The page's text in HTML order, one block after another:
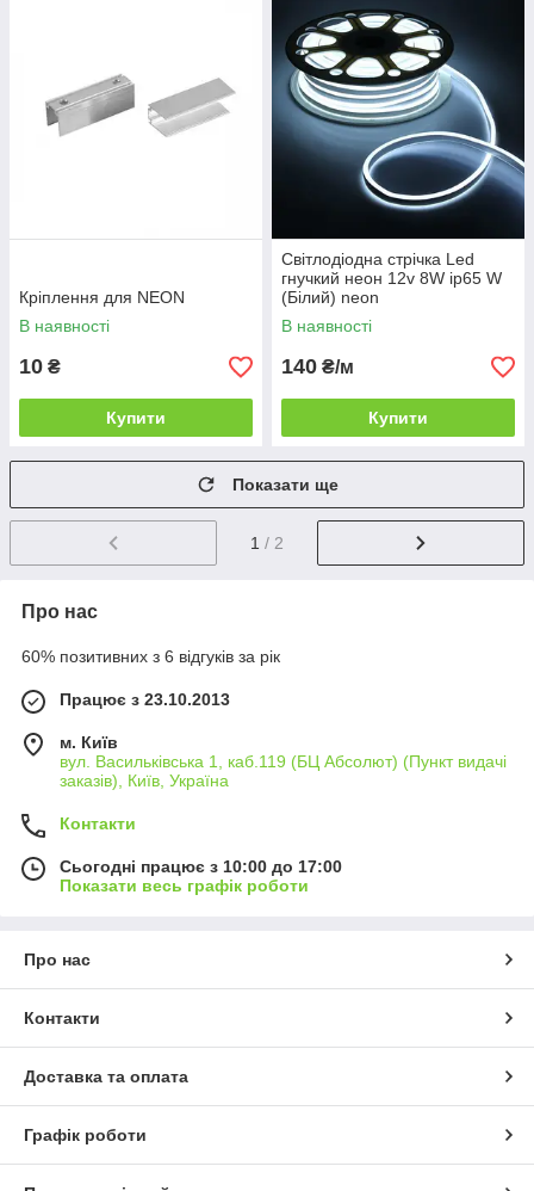
Кріплення для NEON
В наявності
10 ₴
Купити
Світлодіодна стрічка Led
гнучкий неон 12v 8W ip65 W
(Білий) neon
В наявності
140 ₴/м
Купити
Показати ще
1 / 2
Про нас
60% позитивних з 6 відгуків за рік
Працює з 23.10.2013
м. Київ
вул. Васильківська 1, каб.119 (БЦ Абсолют) (Пункт видачі
заказів), Київ, Україна
Контакти
Сьогодні працює з 10:00 до 17:00
Показати весь графік роботи
Про нас
Контакти
Доставка та оплата
Графік роботи